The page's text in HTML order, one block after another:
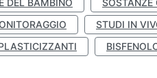
DEL BAMBINO
SOSTANZE
STUDI IN